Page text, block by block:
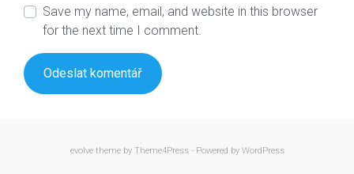
Save my name, email, and website in this browser
for the next time I comment.
evolvetheme by Theme4Press - Powered by WordPress